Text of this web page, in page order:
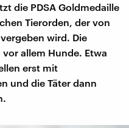
die PDSA Goldmedaille
Tierorden, der von
wird. Die
allem Hunde. Etwa
erst mit
und die Täter dann